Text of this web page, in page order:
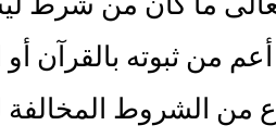
من ثبوته بالقرآن
من الشروط